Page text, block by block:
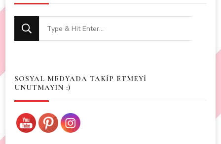
Looking
for
SOSYAL MEDYADA TAKİP ETMEYİ
UNUTMAYIN :)